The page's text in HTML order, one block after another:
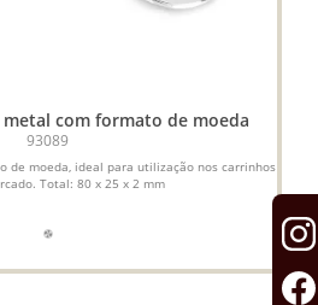
metal com formato de moeda
93089
de moeda, ideal para utilização nos carrinhos
Total: 80 x 25 x 2 mm